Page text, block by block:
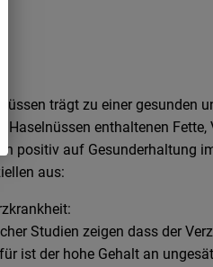
trägt zu einer gesunden
Haselnüssen enthaltenen Fette,
positiv auf Gesunderhaltung
aus:
Studien zeigen dass der
ist der hohe Gehalt an